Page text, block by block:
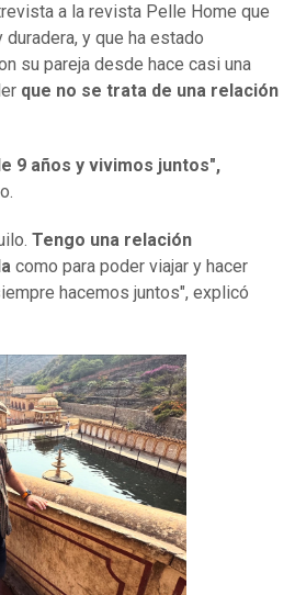
a la revista Pelle Home que
y que ha estado
su pareja desde hace casi una
que no se trata de una relación
9 años y vivimos juntos",
Tengo una relación
como para poder viajar y hacer
hacemos juntos", explicó